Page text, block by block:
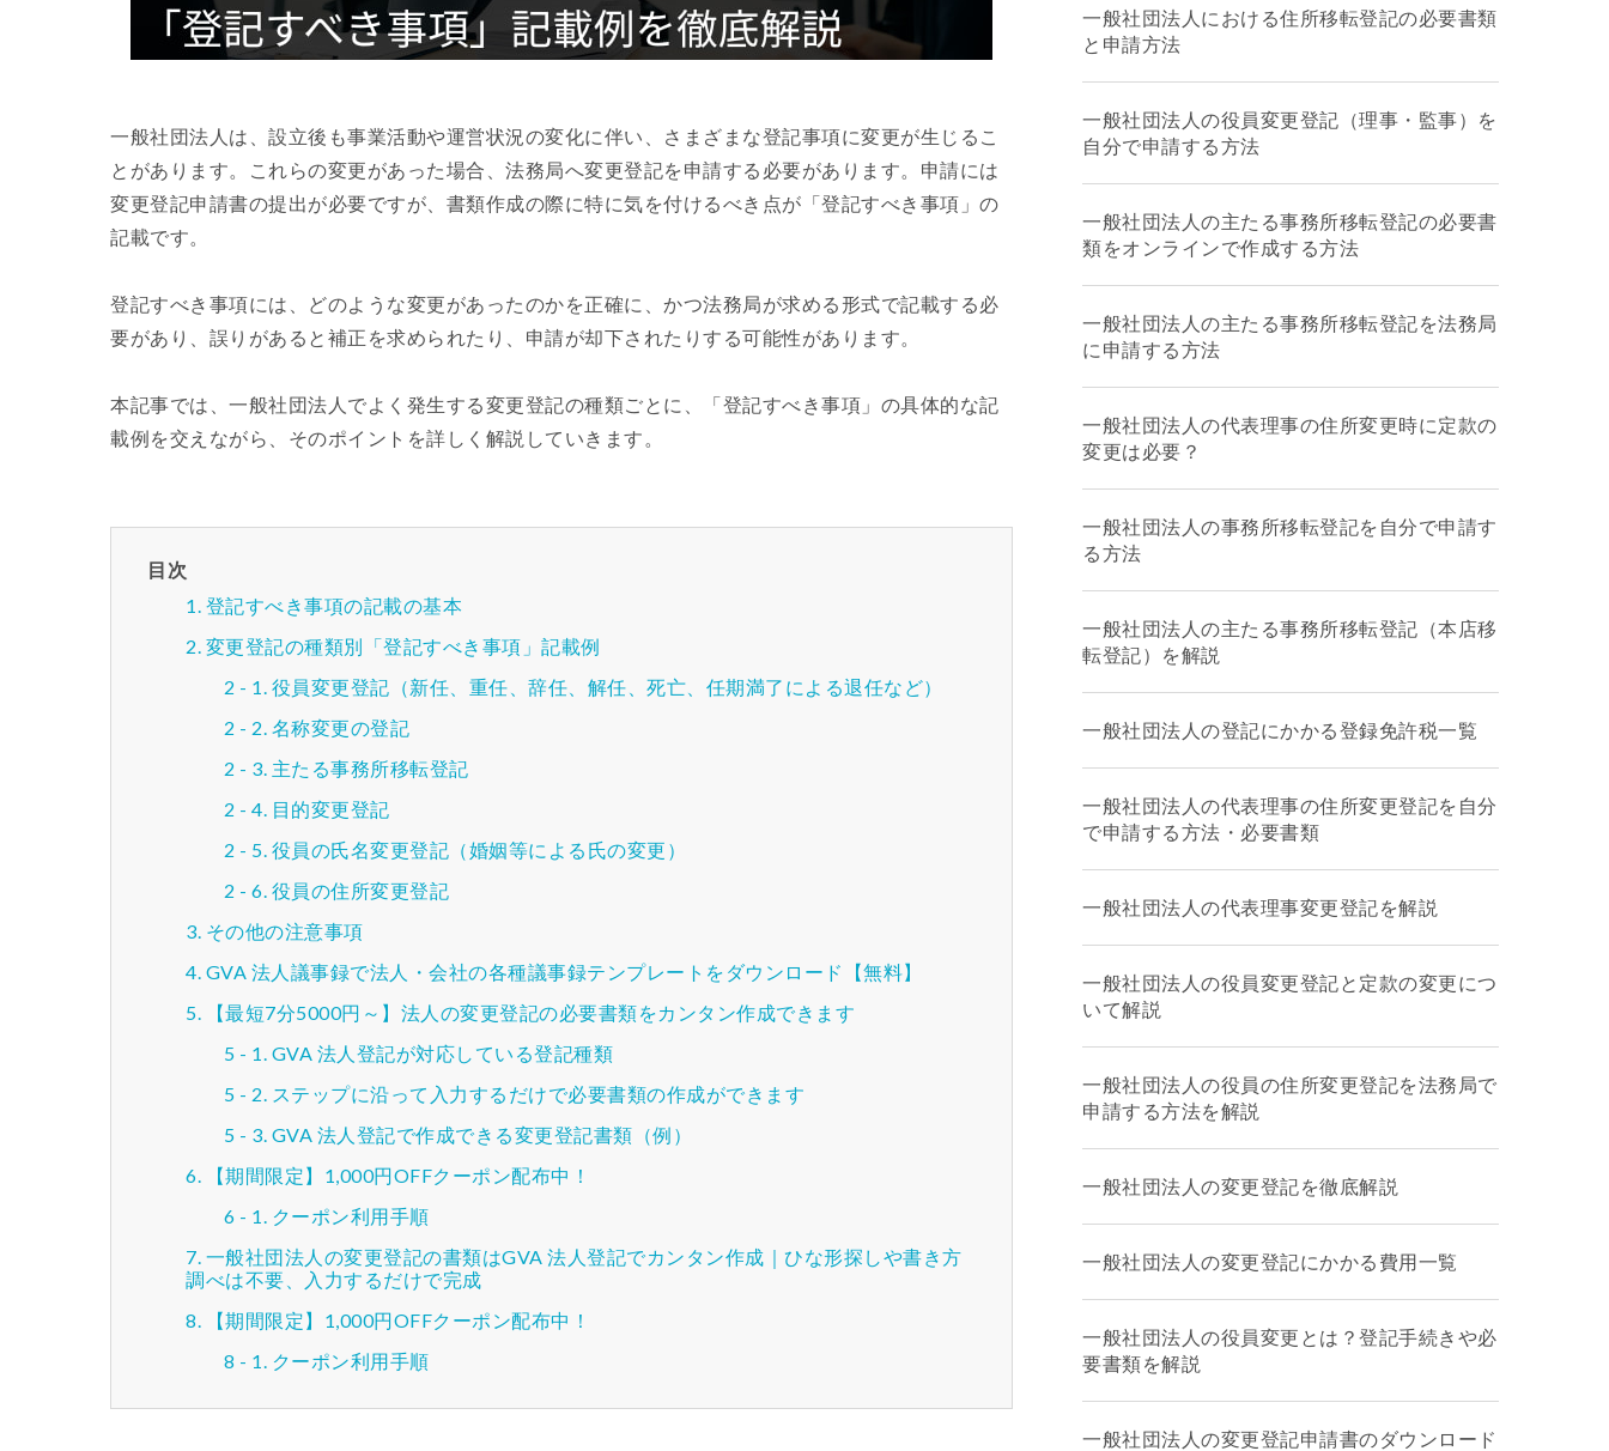
一般社団法人は、設立後も事業活動や運営状況の変化に伴い、さまざまな登記事項に変更が生じるこ
とがあります。これらの変更があった場合、法務局へ変更登記を申請する必要があります。申請には
変更登記申請書の提出が必要ですが、書類作成の際に特に気を付けるべき点が「登記すべき事項」の
記載です。
登記すべき事項には、どのような変更があったのかを正確に、かつ法務局が求める形式で記載する必
要があり、誤りがあると補正を求められたり、申請が却下されたりする可能性があります。
本記事では、一般社団法人でよく発生する変更登記の種類ごとに、「登記すべき事項」の具体的な記
載例を交えながら、そのポイントを詳しく解説していきます。
目次
登記すべき事項の記載の基本
変更登記の種類別「登記すべき事項」記載例
役員変更登記（新任、重任、辞任、解任、死亡、任期満了による退任など）
名称変更の登記
主たる事務所移転登記
目的変更登記
役員の氏名変更登記（婚姻等による氏の変更）
役員の住所変更登記
その他の注意事項
GVA 法人議事録で法人・会社の各種議事録テンプレートをダウンロード【無料】
【最短7分5000円～】法人の変更登記の必要書類をカンタン作成できます
GVA 法人登記が対応している登記種類
ステップに沿って入力するだけで必要書類の作成ができます
GVA 法人登記で作成できる変更登記書類（例）
【期間限定】1,000円OFFクーポン配布中！
クーポン利用手順
一般社団法人の変更登記の書類はGVA 法人登記でカンタン作成｜ひな形探しや書き方
調べは不要、入力するだけで完成
【期間限定】1,000円OFFクーポン配布中！
クーポン利用手順
一般社団法人における住所移転登記の必要書類
と申請方法
一般社団法人の役員変更登記（理事・監事）を
自分で申請する方法
一般社団法人の主たる事務所移転登記の必要書
類をオンラインで作成する方法
一般社団法人の主たる事務所移転登記を法務局
に申請する方法
一般社団法人の代表理事の住所変更時に定款の
変更は必要？
一般社団法人の事務所移転登記を自分で申請す
る方法
一般社団法人の主たる事務所移転登記（本店移
転登記）を解説
一般社団法人の登記にかかる登録免許税一覧
一般社団法人の代表理事の住所変更登記を自分
で申請する方法・必要書類
一般社団法人の代表理事変更登記を解説
一般社団法人の役員変更登記と定款の変更につ
いて解説
一般社団法人の役員の住所変更登記を法務局で
申請する方法を解説
一般社団法人の変更登記を徹底解説
一般社団法人の変更登記にかかる費用一覧
一般社団法人の役員変更とは？登記手続きや必
要書類を解説
一般社団法人の変更登記申請書のダウンロード